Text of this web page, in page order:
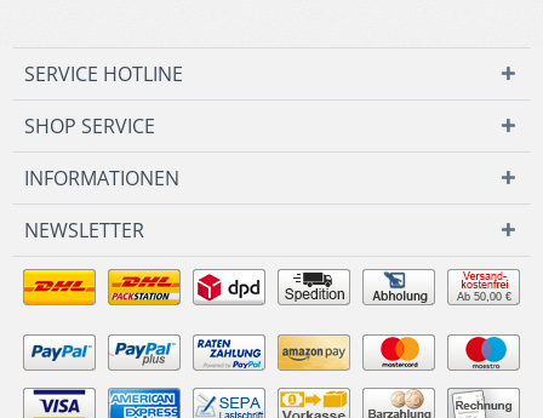
SERVICE HOTLINE
SHOP SERVICE
INFORMATIONEN
NEWSLETTER
Ab 50,00 €